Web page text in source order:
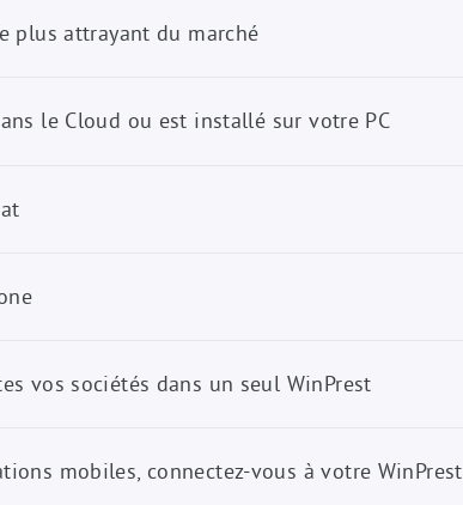
plus attrayant du marché
le Cloud ou est installé sur votre PC
vos sociétés dans un seul WinPrest
mobiles, connectez-vous à votre WinPrest